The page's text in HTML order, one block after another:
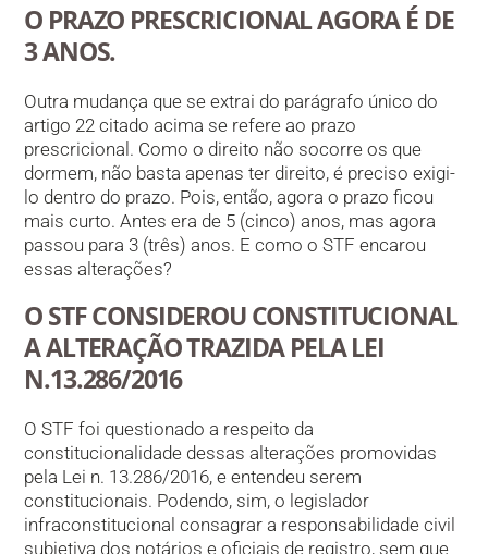
O PRAZO PRESCRICIONAL AGORA É DE
3 ANOS.
Outra mudança que se extrai do parágrafo único do
artigo 22 citado acima se refere ao prazo
prescricional. Como o direito não socorre os que
dormem, não basta apenas ter direito, é preciso exigi-
lo dentro do prazo. Pois, então, agora o prazo ficou
mais curto. Antes era de 5 (cinco) anos, mas agora
passou para 3 (três) anos. E como o STF encarou
essas alterações?
O STF CONSIDEROU CONSTITUCIONAL
A ALTERAÇÃO TRAZIDA PELA LEI
N.13.286/2016
O STF foi questionado a respeito da
constitucionalidade dessas alterações promovidas
pela Lei n. 13.286/2016, e entendeu serem
constitucionais. Podendo, sim, o legislador
infraconstitucional consagrar a responsabilidade civil
subjetiva dos notários e oficiais de registro, sem que